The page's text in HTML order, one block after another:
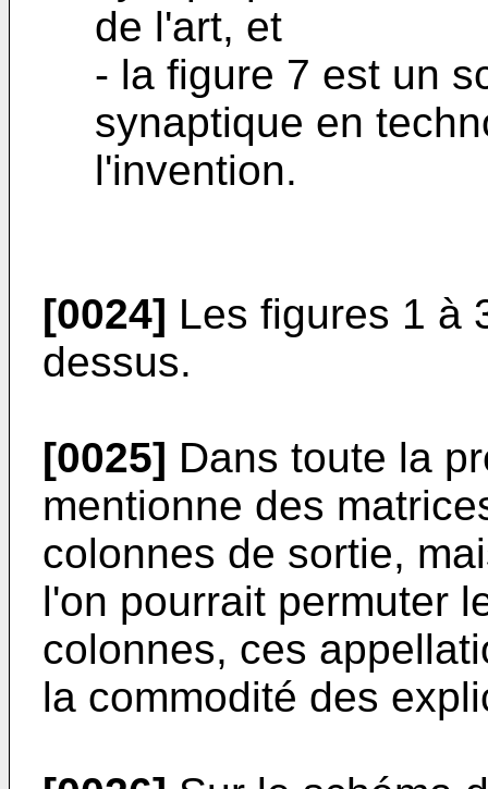
de l'art, et
- la figure 7 est un
synaptique en
l'invention.
[0024] Les figures 1 à
dessus.
[0025] Dans toute la
mentionne des
colonnes de sortie,
l'on pourrait permuter
colonnes, ces
la commodité des